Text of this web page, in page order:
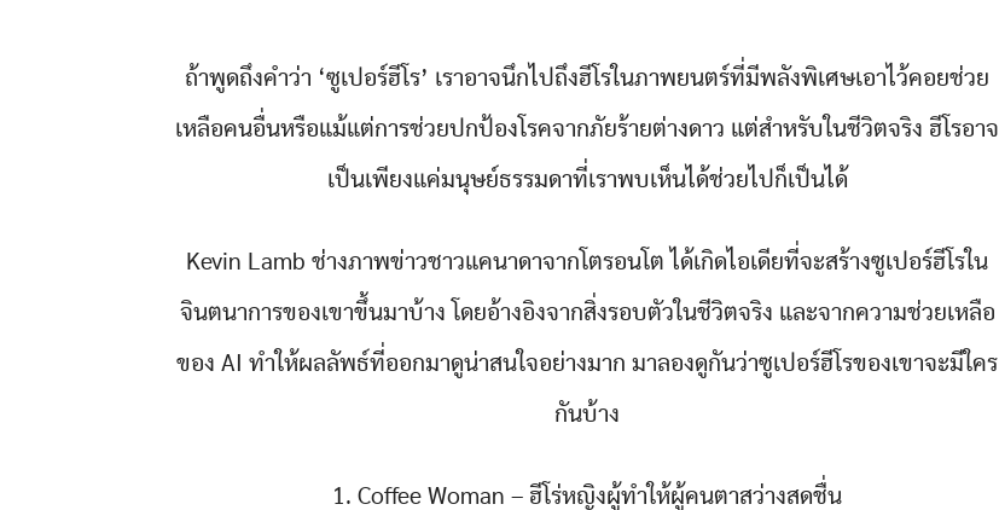
ถ้าพูดถึงคำว่า ‘ซูเปอร์ฮีโร’ เราอาจนึกไปถึงฮีโรในภาพยนตร์ที่มีพลังพิเศษเอาไว้คอยช่วย
เหลือคนอื่นหรือแม้แต่การช่วยปกป้องโรคจากภัยร้ายต่างดาว แต่สำหรับในชีวิตจริง ฮีโรอาจ
เป็นเพียงแค่มนุษย์ธรรมดาที่เราพบเห็นได้ช่วยไปก็เป็นได้
Kevin Lamb ช่างภาพข่าวชาวแคนาดาจากโตรอนโต ได้เกิดไอเดียที่จะสร้างซูเปอร์ฮีโรใน
จินตนาการของเขาขึ้นมาบ้าง โดยอ้างอิงจากสิ่งรอบตัวในชีวิตจริง และจากความช่วยเหลือ
ของ AI ทำให้ผลลัพธ์ที่ออกมาดูน่าสนใจอย่างมาก มาลองดูกันว่าซูเปอร์ฮีโรของเขาจะมีใคร
กันบ้าง
1. Coffee Woman – ฮีโร่หญิงผู้ทำให้ผู้คนตาสว่างสดชื่น